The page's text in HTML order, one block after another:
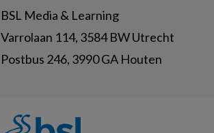
BSL Media & Learning
Varrolaan 114, 3584 BW Utrecht
Postbus 246, 3990 GA Houten